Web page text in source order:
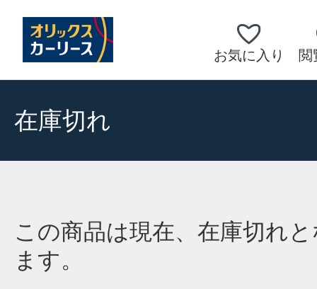
お気に入り 閲
在庫切れ
この商品は現在、在庫切れ
ます。